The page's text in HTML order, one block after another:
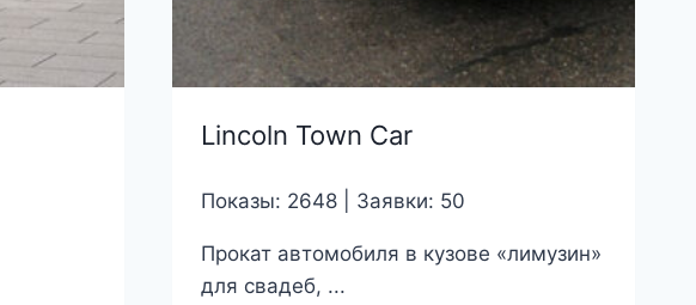
Lincoln Town Car
Показы: 2648 | Заявки: 50
Прокат автомобиля в кузове «лимузин»
для свадеб, ...